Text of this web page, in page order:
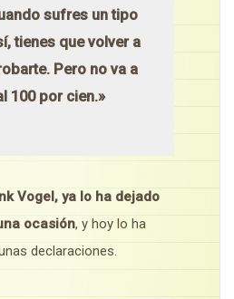
sufres un tipo
tienes que volver a
Pero no va a
100 por cien.»
Vogel, ya lo ha dejado
ocasión, y hoy lo ha
declaraciones.